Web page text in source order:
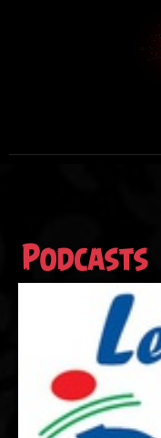
Podcasts